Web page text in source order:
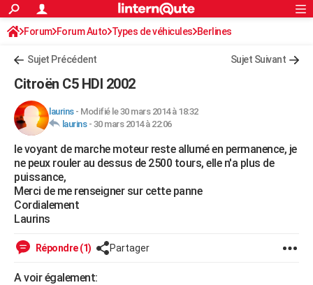
ACTUALITÉS
Politique
Société
Faits Divers
Education
Monde
Villes
+
FINANCE
Retraite
Impôts
Epargne
Immobilier
Risques naturels par ville
Banque
Assurance
Crédit
AUTO
Essais
Réserver un essai
Citadines
Berlines
SUV
Forum auto
+HIGH-TECH
Mobiles
Meilleur smartphone
Internet
Ordinateurs
Jeux vidéo
Guide high-tech
+BRICOLAGE
Forum
Aménagement intérieur
Extérieur
Cuisine
Salle de bains
Jardinage
Rangement
WEEK-END
Guides de France
Escapades
Patrimoine
Expositions
Musées
Week-end nature
LIFESTYLE
SANTE
S'inscrire
Connexion
Forum Forum Auto Types de véhicules Berlines
Sujet Précédent Sujet Suivant
Citroën C5 HDI 2002
laurins- Modifié le 30 mars 2014 à 18:32
laurins- 30 mars 2014 à 22:06
le voyant de marche moteur reste allumé en permanence, je
ne peux rouler au dessus de 2500 tours, elle n'a plus de
puissance,
Merci de me renseigner sur cette panne
Cordialement
Laurins
Répondre (1) Partager
A voir également: